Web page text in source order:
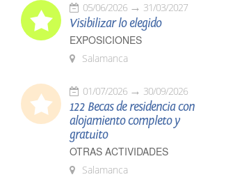
05/06/2026 31/03/2027
Visibilizar lo elegido
EXPOSICIONES
Salamanca
01/07/2026 30/09/2026
122 Becas de residencia con
alojamiento completo y
gratuito
OTRAS ACTIVIDADES
Salamanca